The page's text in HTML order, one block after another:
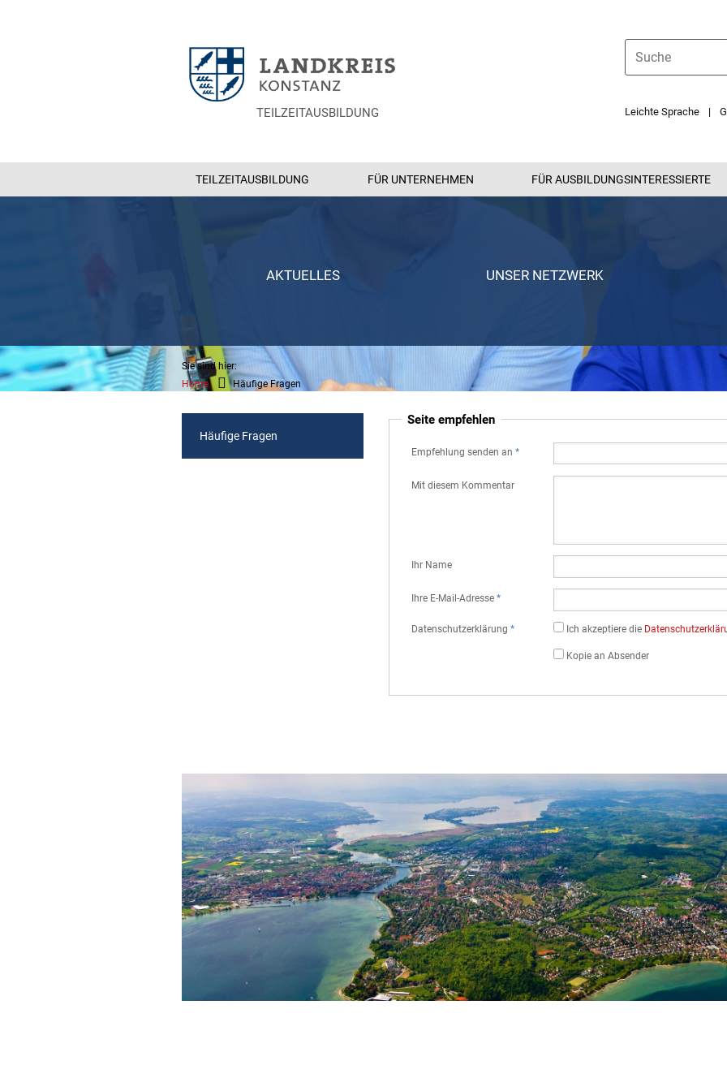
TEILZEITAUSBILDUNG Leichte Sprache
TEILZEITAUSBILDUNG FÜR UNTERNEHMEN FÜR AUSBILDUNGSINTERESSIERTE
AKTUELLES UNSER NETZWERK
Sie sind hier:
Home
Häufige Fragen
Häufige Fragen
Seite empfehlen
Empfehlung senden an *
Mit diesem Kommentar
Ihr Name
Ihre E-Mail-Adresse *
Datenschutz­erklärung* Ich akzeptiere die
Kopie an Absender